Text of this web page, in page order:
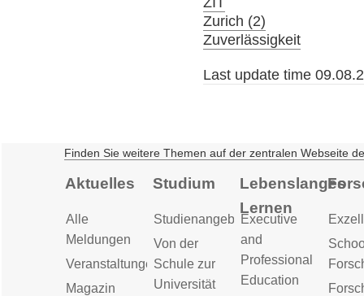
Zurich (2)
Zuverlässigkeit
Last update time
Finden Sie weitere Themen auf der zentralen Webseite
Aktuelles
Alle
Meldungen
Veranstaltungen
Magazin
Studium
Studienangebot
Von der
Schule zur
Universität
Lebenslanges
Lernen
Executive
and
Professional
Education